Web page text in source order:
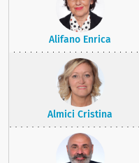
Alifano Enrica
Almici Cristina